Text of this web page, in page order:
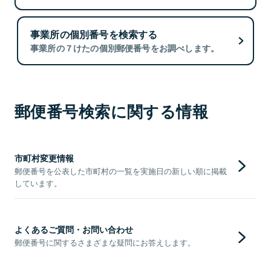
事業所の個別番号を検索する
事業所の７けたの個別郵便番号をお調べします。
郵便番号検索に関する情報
市町村変更情報
郵便番号を公表した市町村の一覧を実施日の新しい順に掲載
しています。
よくあるご質問・お問い合わせ
郵便番号に関するさまざまな疑問にお答えします。